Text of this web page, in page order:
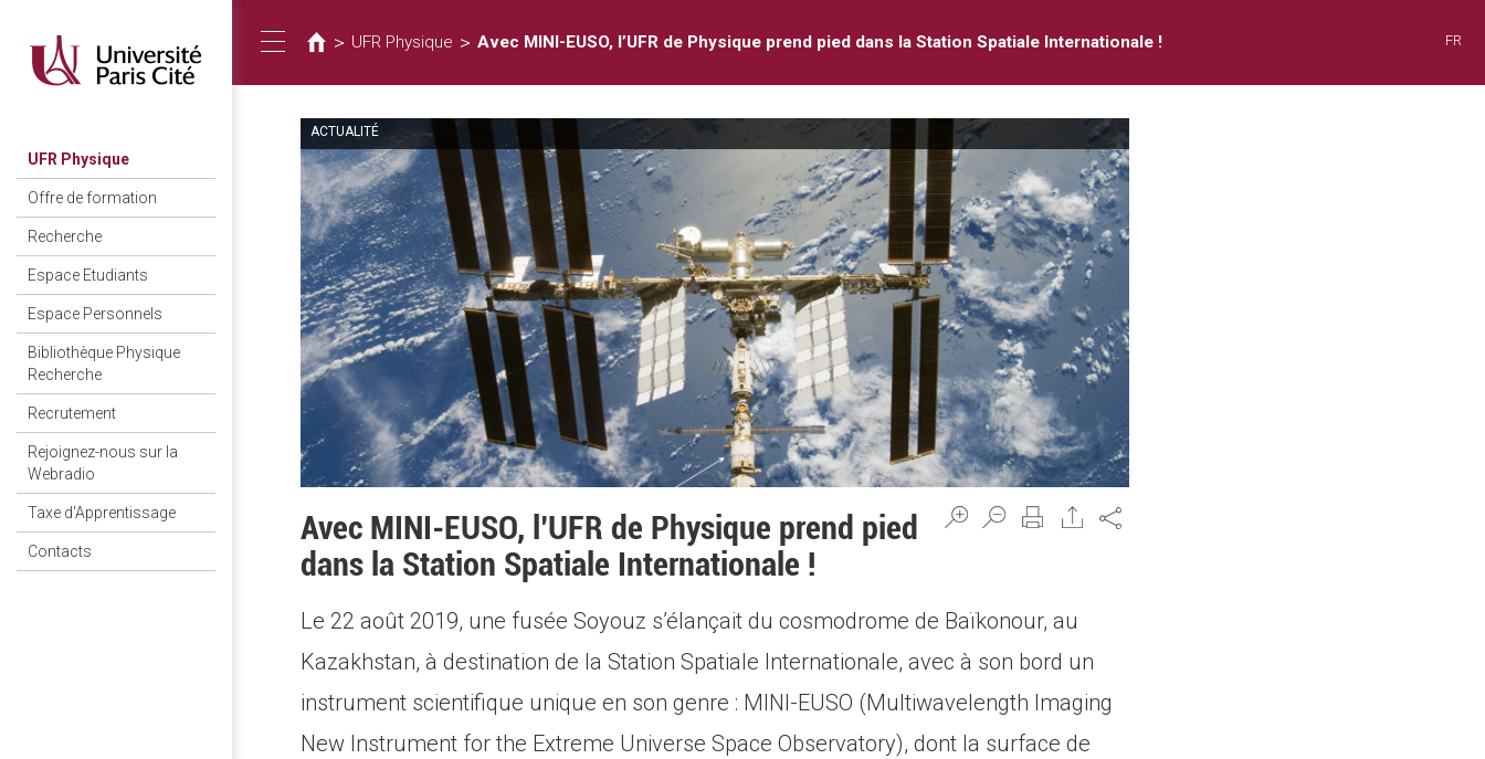
contenido
principal
UFR Physique
Offre de formation
Recherche
Espace Etudiants
Espace Personnels
Bibliothèque Physique
Recherche
Recrutement
Rejoignez-nous sur la
Webradio
Taxe d'Apprentissage
Contacts
Toggle
navigation
está
aquí
> UFR Physique > Avec MINI-EUSO, l’UFR de Physique prend pied dans la Station Spatiale Internationale ! FR
ACTUALITÉ
Share
Avec MINI-EUSO, l’UFR de Physique prend pied
dans la Station Spatiale Internationale !
Le 22 août 2019, une fusée Soyouz s’élançait du cosmodrome de Baïkonour, au
Kazakhstan, à destination de la Station Spatiale Internationale, avec à son bord un
instrument scientifique unique en son genre : MINI-EUSO (Multiwavelength Imaging
New Instrument for the Extreme Universe Space Observatory), dont la surface de